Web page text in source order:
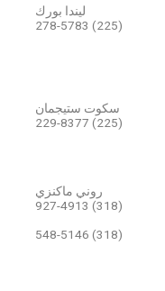
ليندا بورك
(225) 278-5783
سكوت ستيجمان
(225) 229-8377
روني ماكنزي
(318) 927-4913
(318) 548-5146